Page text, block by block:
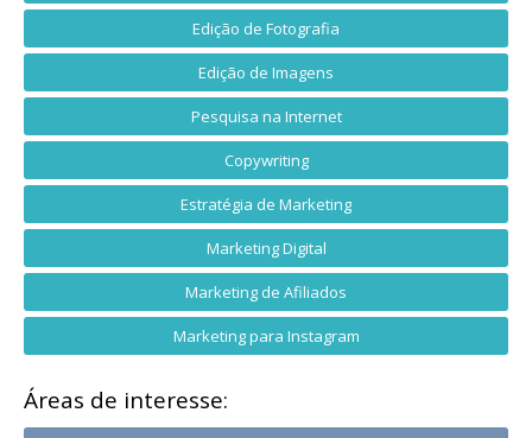
Edição de Fotografia
Edição de Imagens
Pesquisa na Internet
Copywriting
Estratégia de Marketing
Marketing Digital
Marketing de Afiliados
Marketing para Instagram
Áreas de interesse: